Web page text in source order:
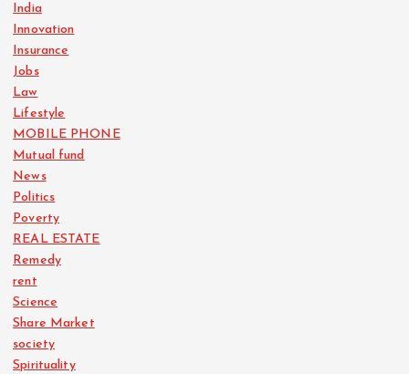
India
Innovation
Insurance
Jobs
Law
Lifestyle
MOBILE PHONE
Mutual fund
News
Politics
Poverty
REAL ESTATE
Remedy
rent
Science
Share Market
society
Spirituality